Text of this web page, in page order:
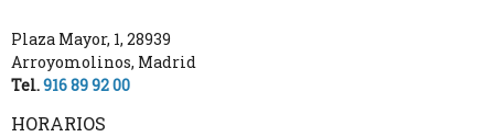
Plaza Mayor, 1, 28939
Arroyomolinos, Madrid
Tel.916 89 92 00
HORARIOS